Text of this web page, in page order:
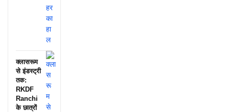
क्लासरूम
से इंडस्ट्री
तक:
RKDF
Ranchi
के छात्रों